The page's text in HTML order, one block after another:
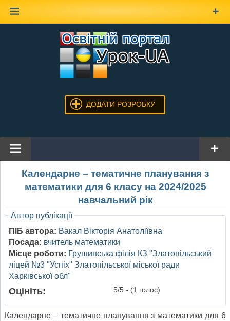
ДОДАТИ РОЗРОБКУ
Календарне – тематичне планування з
математики для 6 класу на 2024/2025
навчальний рік
Автор публікації
ПІБ автора: Вакал Вікторія Анатоліївна
Посада: вчитель математики
Місце роботи: Грушинська філія КЗ "Златопільський
ліцей №3 "Успіх" Златопільської міської ради
Харківської обл"
Оцініть: 5/5 - (1 голос)
Календарне – тематичне планування з математики для 6